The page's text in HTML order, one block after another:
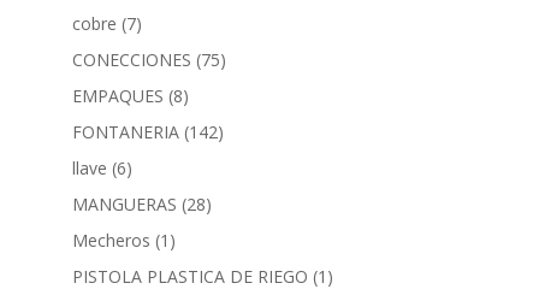
cobre (7)
CONECCIONES (75)
EMPAQUES (8)
FONTANERIA (142)
llave (6)
MANGUERAS (28)
Mecheros (1)
PISTOLA PLASTICA DE RIEGO (1)